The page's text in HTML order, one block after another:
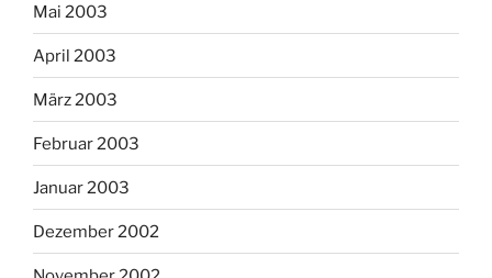
Mai 2003
April 2003
März 2003
Februar 2003
Januar 2003
Dezember 2002